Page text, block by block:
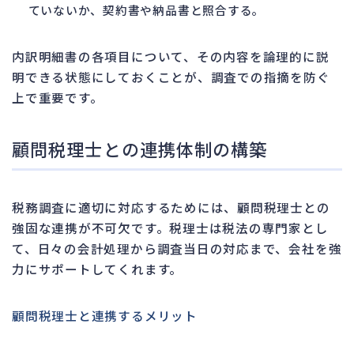
ていないか、契約書や納品書と照合する。
内訳明細書の各項目について、その内容を論理的に説
明できる状態にしておくことが、調査での指摘を防ぐ
上で重要です。
顧問税理士との連携体制の構築
税務調査に適切に対応するためには、顧問税理士との
強固な連携が不可欠です。税理士は税法の専門家とし
て、日々の会計処理から調査当日の対応まで、会社を強
力にサポートしてくれます。
顧問税理士と連携するメリット